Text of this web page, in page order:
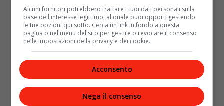
Alcuni fornitori potrebbero trattare i tuoi dati personali sulla
base dell'interesse legittimo, al quale puoi opporti gestendo
le tue opzioni qui sotto. Cerca un link in fondo a questa
pagina o nel menu del sito per gestire o revocare il consenso
nelle impostazioni della privacy e dei cookie.
Acconsento
Nega il consenso